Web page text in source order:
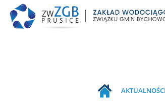
AKTUALNOŚCI